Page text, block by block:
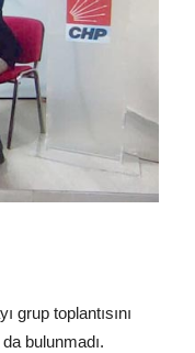
toplantısını
bulunmadı.